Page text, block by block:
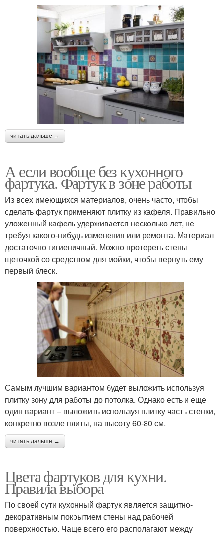
читать дальше →
А если вообще без кухонного
фартука. Фартук в зоне работы
Из всех имеющихся материалов, очень часто, чтобы
сделать фартук применяют плитку из кафеля. Правильно
уложенный кафель удерживается несколько лет, не
требуя какого-нибудь изменения или ремонта. Материал
достаточно гигиеничный. Можно протереть стены
щеточкой со средством для мойки, чтобы вернуть ему
первый блеск.
Самым лучшим вариантом будет выложить используя
плитку зону для работы до потолка. Однако есть и еще
один вариант – выложить используя плитку часть стенки,
конкретно возле плиты, на высоту 60-80 см.
читать дальше →
Цвета фартуков для кухни.
Правила выбора
По своей сути кухонный фартук является защитно-
декоративным покрытием стены над рабочей
поверхностью. Чаще всего его располагают между